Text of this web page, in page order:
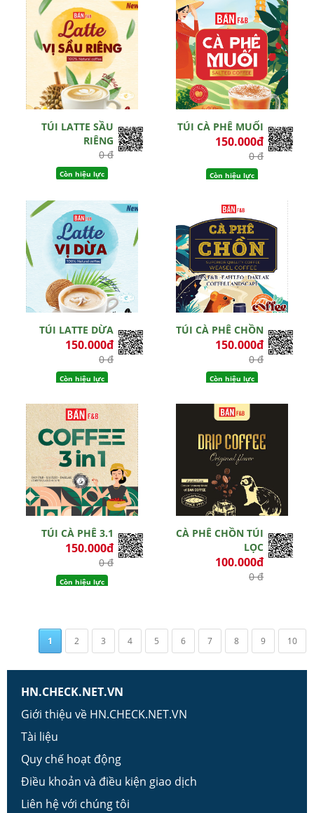
TÚI LATTE SẦU
RIÊNG
0 đ
Còn hiệu lực
TÚI CÀ PHÊ MUỐI
150.000đ
0 đ
Còn hiệu lực
TÚI LATTE DỪA
150.000đ
0 đ
Còn hiệu lực
TÚI CÀ PHÊ CHỒN
150.000đ
0 đ
Còn hiệu lực
TÚI CÀ PHÊ 3.1
150.000đ
0 đ
Còn hiệu lực
CÀ PHÊ CHỒN TÚI
LỌC
100.000đ
0 đ
1 2 3 4 5 6 7 8 9 10
HN.CHECK.NET.VN
Giới thiệu về HN.CHECK.NET.VN
Tài liệu
Quy chế hoạt động
Điều khoản và điều kiện giao dịch
Liên hệ với chúng tôi